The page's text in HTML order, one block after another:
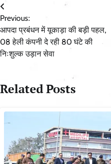
Post
navigation
Previous:
आपदा प्रबंधन में यूकाड़ा की बड़ी पहल,
08 हेली कंपनी दे रही 80 घंटे की
निःशुल्क उड़ान सेवा
Related Posts